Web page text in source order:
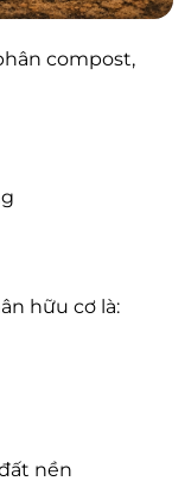
compost,
hữu cơ là:
nền